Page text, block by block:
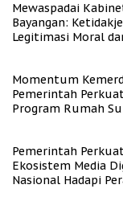
Mewaspadai
Bayangan:
Legitimasi Moral
Momentum
Pemerintah
Program Rumah
Pemerintah
Ekosistem Media
Nasional Hadapi